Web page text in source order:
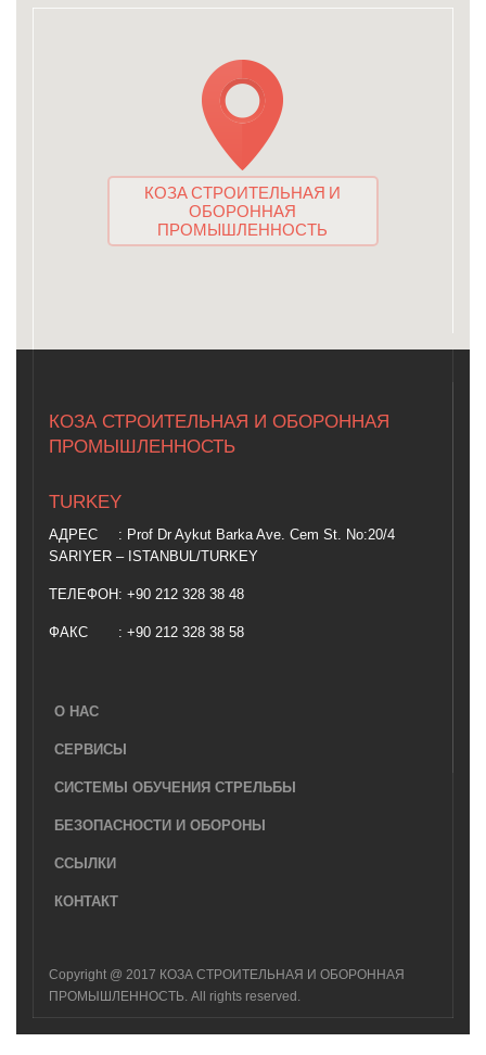
КОЗА СТРОИТЕЛЬНАЯ И
ОБОРОННАЯ
ПРОМЫШЛЕННОСТЬ
КОЗА СТРОИТЕЛЬНАЯ И ОБОРОННАЯ
ПРОМЫШЛЕННОСТЬ
TURKEY
АДРЕС
: Prof Dr Aykut Barka Ave. Cem St. No:20/4
SARIYER – ISTANBUL/TURKEY
ТЕЛЕФОН: +90 212 328 38 48
ФАКС : +90 212 328 38 58
О НАС
СЕРВИСЫ
СИСТЕМЫ ОБУЧЕНИЯ СТРЕЛЬБЫ
БЕЗОПАСНОСТИ И ОБОРОНЫ
ССЫЛКИ
КОНТАКТ
Copyright @ 2017 КОЗА СТРОИТЕЛЬНАЯ И ОБОРОННАЯ
ПРОМЫШЛЕННОСТЬ. All rights reserved.